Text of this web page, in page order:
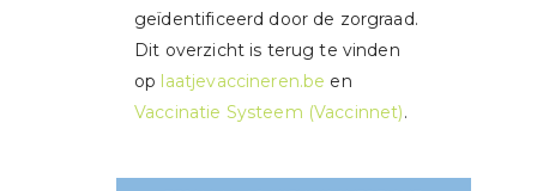
geïdentificeerd door de zorgraad.
Dit overzicht is terug te vinden
op laatjevaccineren.be en
Vaccinatie Systeem (Vaccinnet).